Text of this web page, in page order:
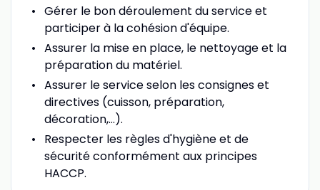
Gérer le bon déroulement du service et
participer à la cohésion d'équipe.
Assurer la mise en place, le nettoyage et la
préparation du matériel.
Assurer le service selon les consignes et
directives (cuisson, préparation,
décoration,...).
Respecter les règles d'hygiène et de
sécurité conformément aux principes
HACCP.